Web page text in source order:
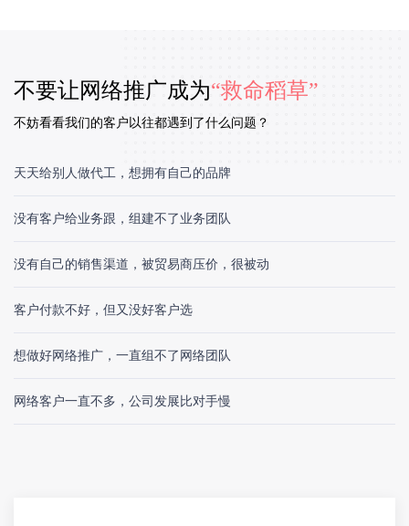
不要让网络推广成为“救命稻草”
不妨看看我们的客户以往都遇到了什么问题？
天天给别人做代工，想拥有自己的品牌
没有客户给业务跟，组建不了业务团队
没有自己的销售渠道，被贸易商压价，很被动
客户付款不好，但又没好客户选
想做好网络推广，一直组不了网络团队
网络客户一直不多，公司发展比对手慢